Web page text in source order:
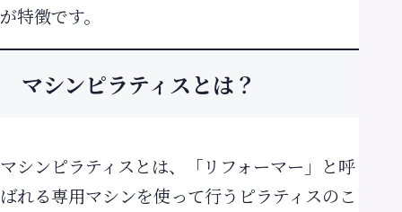
が特徴です。
マシンピラティスとは？
マシンピラティスとは、「リフォーマー」と呼
ばれる専用マシンを使って行うピラティスのこ